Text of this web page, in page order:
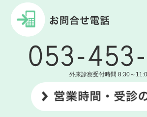
外来診察受付時間 8:30～